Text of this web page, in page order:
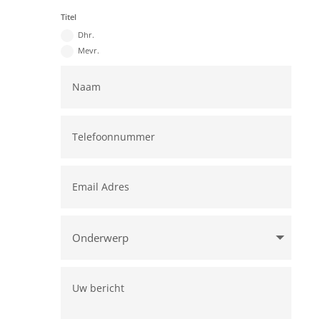
Titel
Dhr.
Mevr.